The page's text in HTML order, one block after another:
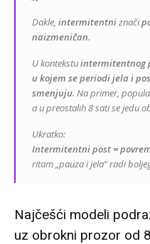
Dakle, intermitentniznači
naizmeničan.
U kontekstuintermitentnog
u kojem se periodi jela i
smenjuju. Na primer,
a u preostalih 8 sati se jedu
Ukratko:
Intermitentni post =
ritam „pauza i jela“ radi
Najčešći modeli
uz obrokni prozor od